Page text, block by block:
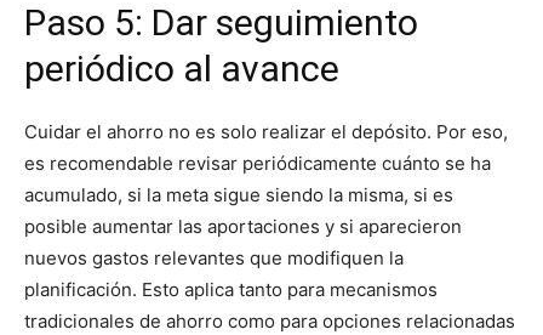
Paso 5: Dar seguimiento
periódico al avance
Cuidar el ahorro no es solo realizar el depósito. Por eso,
es recomendable revisar periódicamente cuánto se ha
acumulado, si la meta sigue siendo la misma, si es
posible aumentar las aportaciones y si aparecieron
nuevos gastos relevantes que modifiquen la
planificación. Esto aplica tanto para mecanismos
tradicionales de ahorro como para opciones relacionadas